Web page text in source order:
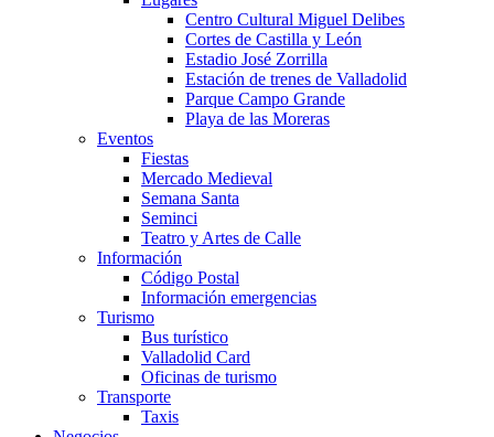
Centro Cultural Miguel Delibes
Cortes de Castilla y León
Estadio José Zorrilla
Estación de trenes de Valladolid
Parque Campo Grande
Playa de las Moreras
Eventos
Fiestas
Mercado Medieval
Semana Santa
Seminci
Teatro y Artes de Calle
Información
Código Postal
Información emergencias
Turismo
Bus turístico
Valladolid Card
Oficinas de turismo
Transporte
Taxis